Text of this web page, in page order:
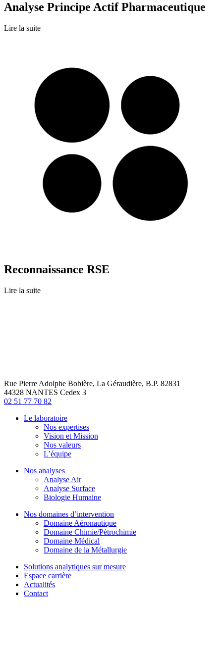
Analyse Principe Actif Pharmaceutique
Lire la suite
Reconnaissance RSE
Lire la suite
Rue Pierre Adolphe Bobière, La Géraudière, B.P. 82831
44328 NANTES Cedex 3
02 51 77 70 82
Le laboratoire
Nos expertises
Vision et Mission
Nos valeurs
L’équipe
Nos analyses
Analyse Air
Analyse Surface
Biologie Humaine
Nos domaines d’intervention
Domaine Aéronautique
Domaine Chimie/Pétrochimie
Domaine Médical
Domaine de la Métallurgie
Solutions analytiques sur mesure
Espace carrière
Actualités
Contact